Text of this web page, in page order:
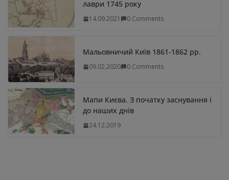
лаври 1745 року
14.09.2021 0 Comments
Мальовничий Київ 1861-1862 рр.
09.02.2020 0 Comments
Мапи Києва. З початку заснування і
до наших днів
24.12.2019